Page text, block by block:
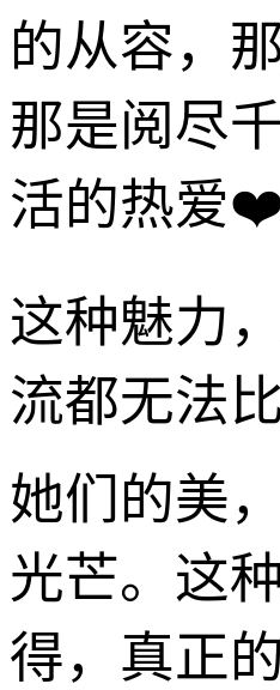
的从容，
那是阅尽
活的热爱❤️
这种魅力
流都无法
她们的美
光芒。这
得，真正